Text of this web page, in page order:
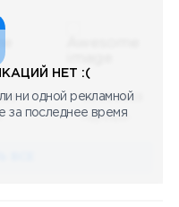
08.05.2023
Научный
НЕТ :(
ни одной рекламной
за последнее время